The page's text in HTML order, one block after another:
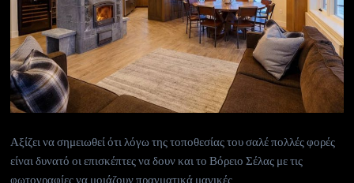
Αξίζει να σημειωθεί ότι λόγω της τοποθεσίας του σαλέ πολλές φορές
είναι δυνατό οι επισκέπτες να δουν και το Βόρειο Σέλας με τις
φωτογραφίες να μοιάζουν πραγματικά μαγικές